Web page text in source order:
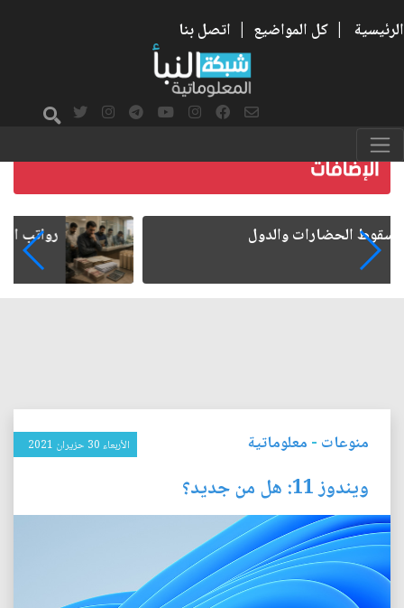
الرئيسية | كل المواضيع | اتصل بنا
رواتب الموظفين على صفيح ساخن
منوعات - معلوماتية الأربعاء 30 حزيران 2021
ويندوز 11: هل من جديد؟